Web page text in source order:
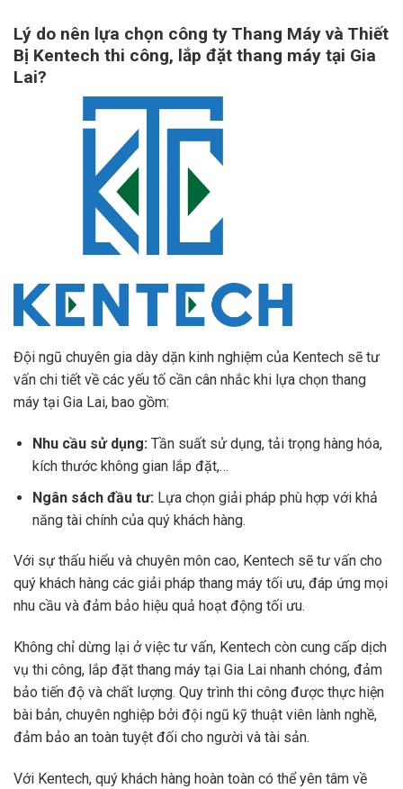
Lý do nên lựa chọn công ty Thang Máy và Thiết
Bị Kentech thi công, lắp đặt thang máy tại Gia
Lai?
Đội ngũ chuyên gia dày dặn kinh nghiệm của Kentech sẽ tư
vấn chi tiết về các yếu tố cần cân nhắc khi lựa chọn thang
máy tại Gia Lai, bao gồm:
Nhu cầu sử dụng:Tần suất sử dụng, tải trọng hàng hóa,
kích thước không gian lắp đặt,…
Ngân sách đầu tư: Lựa chọn giải pháp phù hợp với khả
năng tài chính của quý khách hàng.
Với sự thấu hiểu và chuyên môn cao, Kentech sẽ tư vấn cho
quý khách hàng các giải pháp thang máy tối ưu, đáp ứng mọi
nhu cầu và đảm bảo hiệu quả hoạt động tối ưu.
Không chỉ dừng lại ở việc tư vấn, Kentech còn cung cấp dịch
vụ thi công, lắp đặt thang máy tại Gia Lai nhanh chóng, đảm
bảo tiến độ và chất lượng. Quy trình thi công được thực hiện
bài bản, chuyên nghiệp bởi đội ngũ kỹ thuật viên lành nghề,
đảm bảo an toàn tuyệt đối cho người và tài sản.
Với Kentech, quý khách hàng hoàn toàn có thể yên tâm về